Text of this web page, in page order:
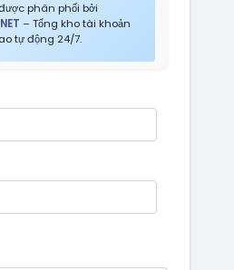
phân phối bởi
– Tổng kho tài khoản
tự động 24/7.